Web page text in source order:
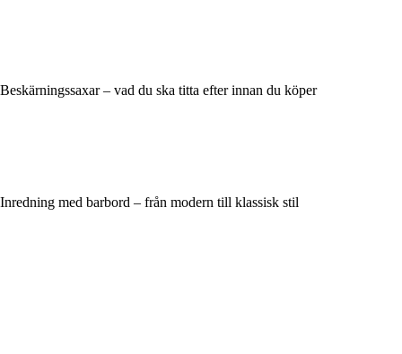
Beskärningssaxar – vad du ska titta efter innan du köper
Inredning med barbord – från modern till klassisk stil